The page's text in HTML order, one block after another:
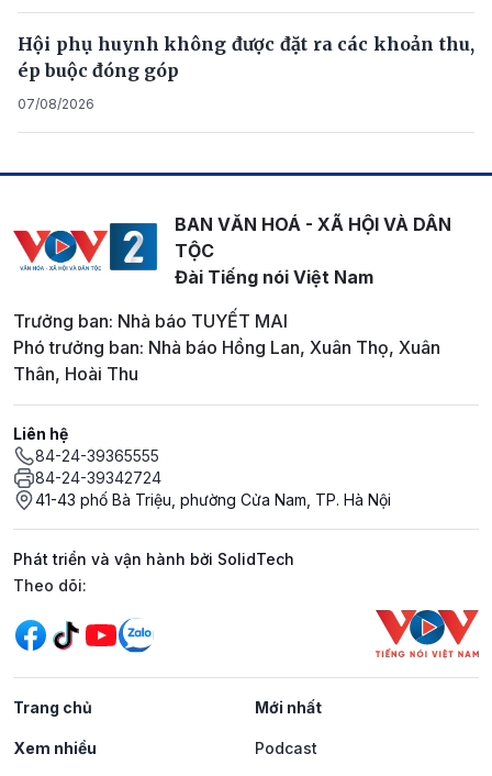
Hội phụ huynh không được đặt ra các khoản thu,
ép buộc đóng góp
07/08/2026
BAN VĂN HOÁ - XÃ HỘI VÀ DÂN
TỘC
Đài Tiếng nói Việt Nam
Trưởng ban: Nhà báo TUYẾT MAI
Phó trưởng ban: Nhà báo Hồng Lan, Xuân Thọ, Xuân
Thân, Hoài Thu
Liên hệ
84-24-39365555
84-24-39342724
41-43 phố Bà Triệu, phường Cửa Nam, TP. Hà Nội
Phát triển và vận hành bởi SolidTech
Mạng xã hội
Theo dõi:
Trang chủ Mới nhất
Xem nhiều Podcast